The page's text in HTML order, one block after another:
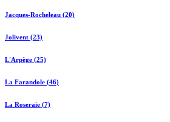
Jacques-Rocheleau (20)
Jolivent (23)
L'Arpège (25)
La Farandole (46)
La Roseraie (7)